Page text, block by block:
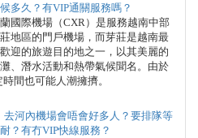
多久？有VIP通關服務嗎？
國際機場（CXR）是服務越南中部
地區的門戶機場，而芽莊是越南最
迎的旅遊目的地之一，以其美麗的
、潛水活動和熱帶氣候聞名。由於
間也可能人潮擁擠。
去河內機場會唔會好多人？要排隊等
？有冇VIP快線服務？